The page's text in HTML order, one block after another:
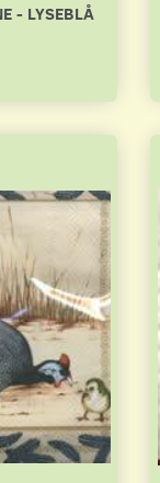
- LYSEBLÅ